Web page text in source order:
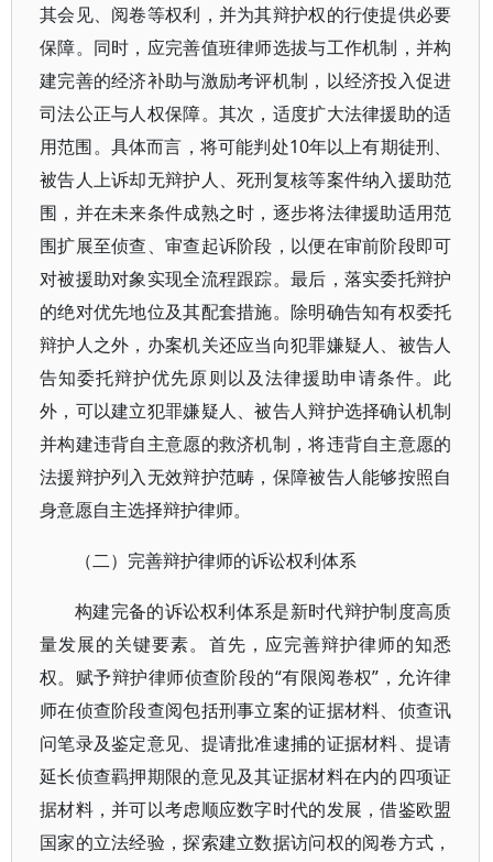
其会见、阅卷等权利，并为其辩护权的行使提供必要
保障。同时，应完善值班律师选拔与工作机制，并构
建完善的经济补助与激励考评机制，以经济投入促进
司法公正与人权保障。其次，适度扩大法律援助的适
用范围。具体而言，将可能判处10年以上有期徒刑、
被告人上诉却无辩护人、死刑复核等案件纳入援助范
围，并在未来条件成熟之时，逐步将法律援助适用范
围扩展至侦查、审查起诉阶段，以便在审前阶段即可
对被援助对象实现全流程跟踪。最后，落实委托辩护
的绝对优先地位及其配套措施。除明确告知有权委托
辩护人之外，办案机关还应当向犯罪嫌疑人、被告人
告知委托辩护优先原则以及法律援助申请条件。此
外，可以建立犯罪嫌疑人、被告人辩护选择确认机制
并构建违背自主意愿的救济机制，将违背自主意愿的
法援辩护列入无效辩护范畴，保障被告人能够按照自
身意愿自主选择辩护律师。
（二）完善辩护律师的诉讼权利体系
构建完备的诉讼权利体系是新时代辩护制度高质
量发展的关键要素。首先，应完善辩护律师的知悉
权。赋予辩护律师侦查阶段的“有限阅卷权”，允许律
师在侦查阶段查阅包括刑事立案的证据材料、侦查讯
问笔录及鉴定意见、提请批准逮捕的证据材料、提请
延长侦查羁押期限的意见及其证据材料在内的四项证
据材料，并可以考虑顺应数字时代的发展，借鉴欧盟
国家的立法经验，探索建立数据访问权的阅卷方式，